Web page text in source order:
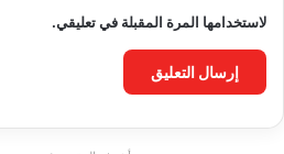
لاستخدامها المرة المقبلة في تعليقي.